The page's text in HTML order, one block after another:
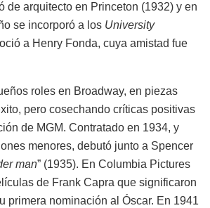
de arquitecto en Princeton (1932) y en
se incorporó a los University
a Henry Fonda, cuya amistad fue
roles en Broadway, en piezas
pero cosechando críticas positivas
de MGM. Contratado en 1934, y
menores, debutó junto a Spencer
man” (1935). En Columbia Pictures
de Frank Capra que significaron
primera nominación al Óscar. En 1941